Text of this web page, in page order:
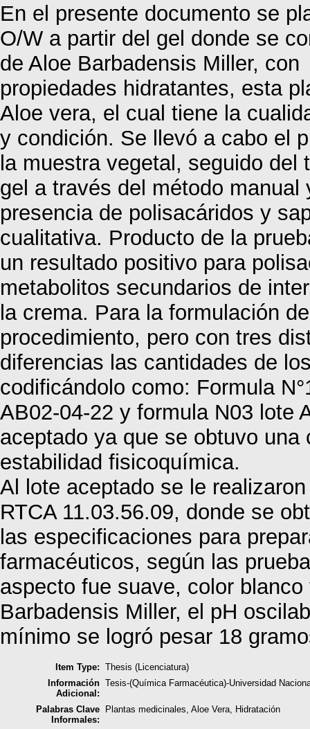
En el presente documento se
O/W a partir del gel donde se
de Aloe Barbadensis Miller, con
propiedades hidratantes, esta
Aloe vera, el cual tiene la
y condición. Se llevó a cabo el
la muestra vegetal, seguido
gel a través del método
presencia de polisacáridos y
cualitativa. Producto de la
un resultado positivo para
metabolitos secundarios de
la crema. Para la formulación
procedimiento, pero con tres
diferencias las cantidades de
codificándolo como: Formula
AB02-04-22 y formula N03 lote
aceptado ya que se obtuvo
estabilidad fisicoquímica.
Al lote aceptado se le
RTCA 11.03.56.09, donde se
las especificaciones para
farmacéuticos, según las
aspecto fue suave, color
Barbadensis Miller, el pH
mínimo se logró pesar 18
Item Type: Thesis (Licenciatura)
Información
Adicional:
Tesis-(Química Farmacéutica)-Universidad
Palabras Clave
Informales:
Plantas medicinales, Aloe Vera, Hidratación